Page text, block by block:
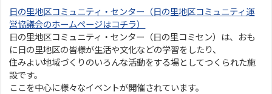
日の里地区コミュニティ・センター（日の里地区コミュニティ運
営協議会のホームページはコチラ）
日の里地区コミュニティ・センター（日の里コミセン）は、おも
に日の里地区の皆様が生活や文化などの学習をしたり、
住みよい地域づくりのいろんな活動をする場としてつくられた施
設です。
ここを中心に様々なイベントが開催されています。